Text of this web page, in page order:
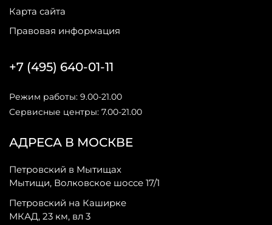
Карта сайта
Правовая информация
АДРЕСА В МОСКВЕ
Петровский в Мытищах
Мытищи, Волковское шоссе 17/1
Петровский на Каширке
МКАД, 23 км, вл 3
+7 (495) 640-01-11
Режим работы: 9.00-21.00
Сервисные центры: 7.00-21.00